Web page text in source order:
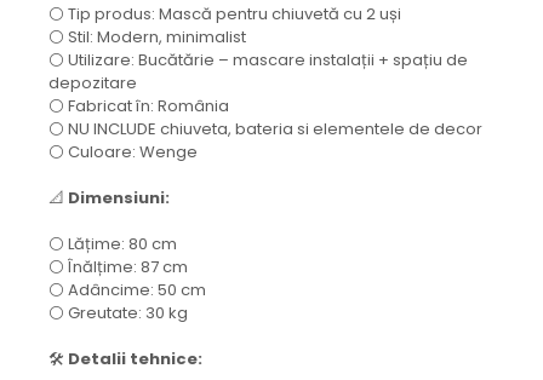
⚪ Tip produs: Mască pentru chiuvetă cu 2 uși
⚪ Stil: Modern, minimalist
⚪ Utilizare: Bucătărie – mascare instalații + spațiu de
depozitare
⚪ Fabricat în: România
⚪ NU INCLUDE chiuveta, bateria si elementele de decor
⚪ Culoare: Wenge
📐 Dimensiuni:
⚪ Lățime: 80 cm
⚪ Înălțime: 87 cm
⚪ Adâncime: 50 cm
⚪ Greutate: 30 kg
🛠️ Detalii tehnice: